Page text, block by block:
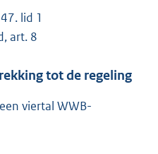
lid 1
art. 8
tot de regeling
viertal WWB-